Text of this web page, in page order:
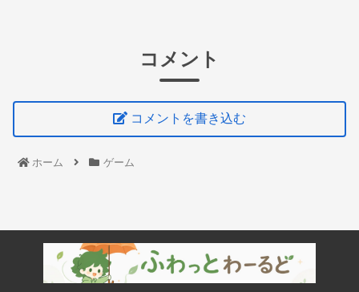
コメント
コメントを書き込む
ホーム ゲーム